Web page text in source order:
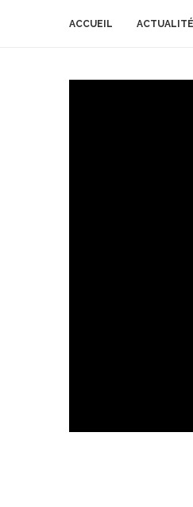
ACCUEIL ACTUALITÉ